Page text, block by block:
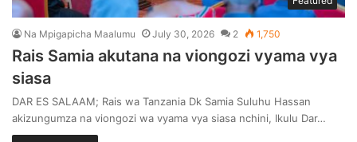
Na Mpigapicha Maalumu July 30, 2026 2 1,750
Rais Samia akutana na viongozi vyama vya
siasa
DAR ES SALAAM; Rais wa Tanzania Dk Samia Suluhu Hassan
akizungumza na viongozi wa vyama vya siasa nchini, Ikulu Dar…